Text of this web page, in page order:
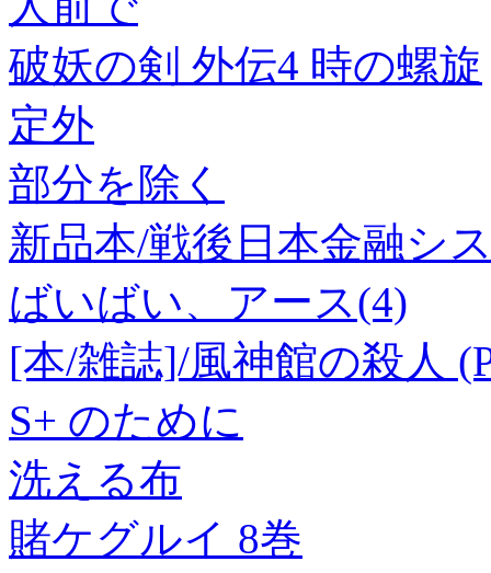
破妖の剣 外伝4 時の螺旋
定外
部分を除く
新品本/戦後日本金融シ
ばいばい、アース(4)
[本/雑誌]/風神館の殺人
S+ のために
洗える布
賭ケグルイ 8巻